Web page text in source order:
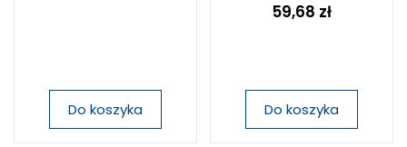
Do koszyka
59,68 zł
Do koszyka